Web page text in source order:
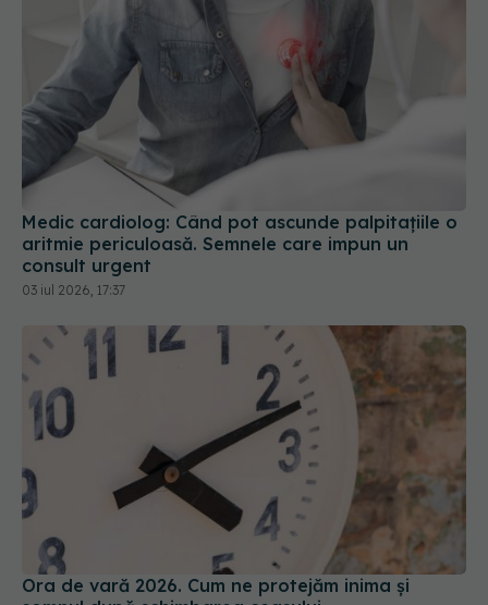
Medic cardiolog: Când pot ascunde palpitațiile o
aritmie periculoasă. Semnele care impun un
consult urgent
03 iul 2026, 17:37
Ora de vară 2026. Cum ne protejăm inima și